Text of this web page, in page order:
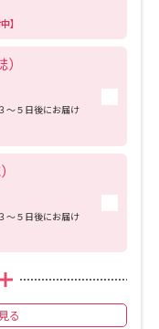
中】
～５日後にお届け
～５日後にお届け
る